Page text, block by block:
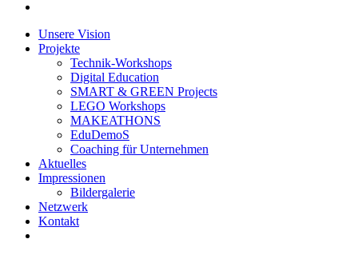
Unsere Vision
Projekte
Technik-Workshops
Digital Education
SMART & GREEN Projects
LEGO Workshops
MAKEATHONS
EduDemoS
Coaching für Unternehmen
Aktuelles
Impressionen
Bildergalerie
Netzwerk
Kontakt